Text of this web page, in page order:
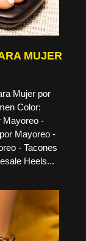
MUJER
Mujer por
Color:
Mayoreo -
Mayoreo -
- Tacones
Heels...